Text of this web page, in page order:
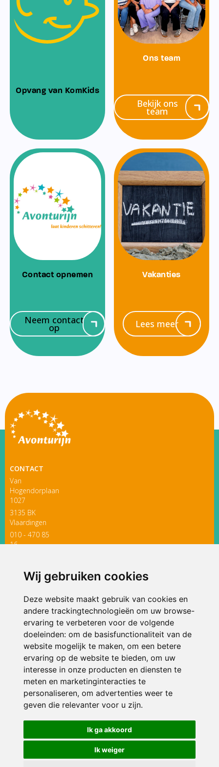
Wij gebruiken cookies
Deze website maakt gebruik van cookies en
andere trackingtechnologieën om uw browse-
ervaring te verbeteren voor de volgende
doeleinden: om de basisfunctionaliteit van de
website mogelijk te maken, om een betere
ervaring op de website te bieden, om uw
interesse in onze producten en diensten te
meten en marketinginteracties te
personaliseren, om advertenties weer te
geven die relevanter voor u zijn.
Ik ga akkoord
Ik weiger
Opvang van KomKids
Ons team
Bekijk ons
team
Contact opnemen
Neem contact
op
Vakanties
Lees meer
CONTACT
Van
Hogendorplaan
1027
3135 BK
Vlaardingen
010 - 470 85
16
ONDERDEEL VAN
© 2026 Avonturijn | Alle rechten voorbehouden
Privacy policy|Disclaimer| Klachtenregeling|RSIN en Anbi
voorkeuren
Crealisatie The MindOffice